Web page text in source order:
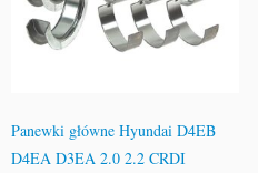
Panewki główne Hyundai D4EB
D4EA D3EA 2.0 2.2 CRDI